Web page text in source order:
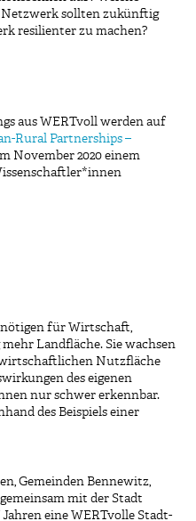
sollten zukünftig
resilienter zu machen?
aus WERTvoll werden auf
Rural Partnerships –
November 2020 einem
für Wirtschaft,
Landfläche. Sie wachsen
Nutzfläche
des eigenen
nur schwer erkennbar.
des Beispiels einer
Gemeinden Bennewitz,
mit der Stadt
eine WERTvolle Stadt-